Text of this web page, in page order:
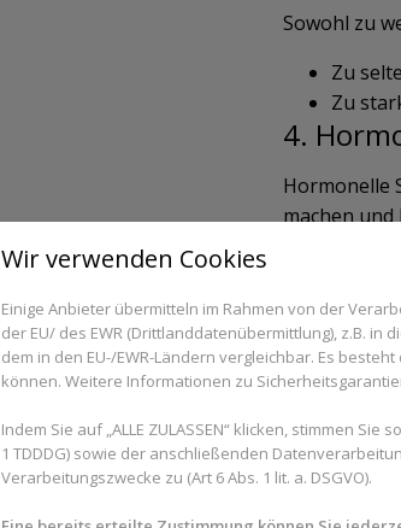
Sowohl zu
Zu
Zu
4.
Hormonelle
machen
Ein Mangel
6.
Bestimmte
blutet.
Wir verwenden Cookies
Einige Anbieter übermitteln im Rahmen von der
der EU/ des EWR (Drittlanddatenübermittlung), z.B. in
dem in den EU-/EWR-Ländern vergleichbar. Es
können. Weitere Informationen zu
Indem Sie auf „ALLE ZULASSEN“ klicken, stimmen
1 TDDDG) sowie der anschließenden
Verarbeitungszwecke zu (Art 6 Abs. 1 lit. a. DSGVO).